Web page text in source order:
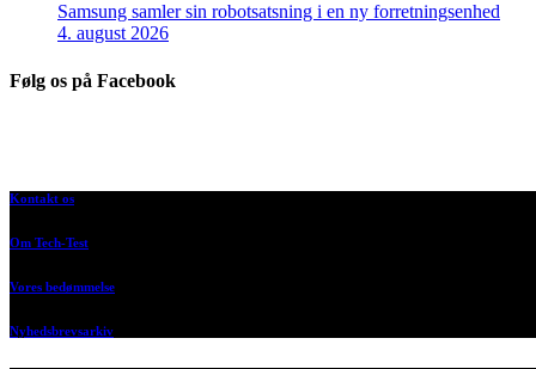
Samsung samler sin robotsatsning i en ny forretningsenhed
4. august 2026
Følg os på Facebook
Kontakt os
Om Tech-Test
Vores bedømmelse
Nyhedsbrevsarkiv